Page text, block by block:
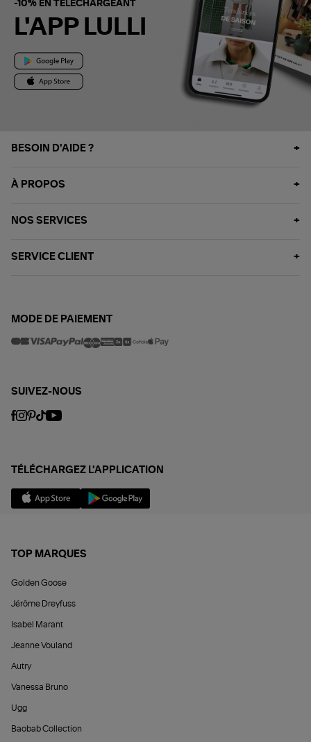
-10% EN TÉLÉCHARGEANT
L'APP LULLI
BESOIN D'AIDE ?
À PROPOS
NOS SERVICES
SERVICE CLIENT
MODE DE PAIEMENT
SUIVEZ-NOUS
TÉLÉCHARGEZ L'APPLICATION
TOP MARQUES
Golden Goose
Jérôme Dreyfuss
Isabel Marant
Jeanne Vouland
Autry
Vanessa Bruno
Ugg
Baobab Collection